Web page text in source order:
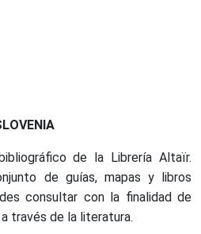
de la Librería Altaïr.
de guías, mapas y libros
consultar con la finalidad de
través de la literatura.